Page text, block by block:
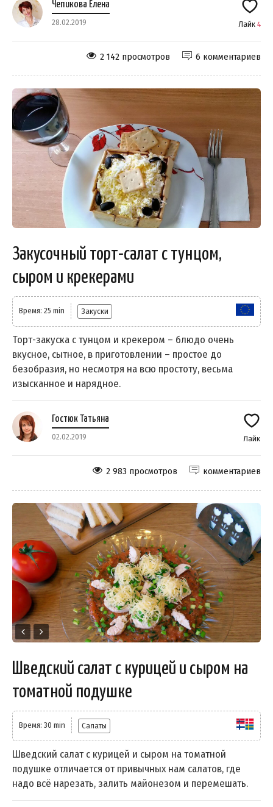
Чепикова Елена
28.02.2019 Лайк 4
6 комментариев
2 142 просмотров
Закусочный торт-салат с тунцом,
сыром и крекерами
Время: 25 min Закуски
Торт-закуска с тунцом и крекером – блюдо очень
вкусное, сытное, в приготовлении – простое до
безобразия, но несмотря на всю простоту, весьма
изысканное и нарядное.
Гостюк Татьяна
02.02.2019 Лайк
комментариев
2 983 просмотров
Шведский салат с курицей и сыром на
томатной подушке
Время: 30 min Салаты
Шведский салат с курицей и сыром на томатной
подушке отличается от привычных нам салатов, где
надо всё нарезать, залить майонезом и перемешать.